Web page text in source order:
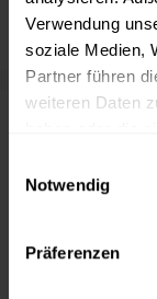
Verwendung
soziale Medien,
Partner führen
weiteren Daten
Notwendig
Präferenzen
Boxen für
ÜBER UNS